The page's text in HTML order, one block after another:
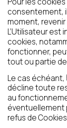
consentement,
moment,
L’Utilisateur est
cookies,
fonctionner,
tout ou partie
Le cas échéant,
décline toute
au
éventuellement
refus de